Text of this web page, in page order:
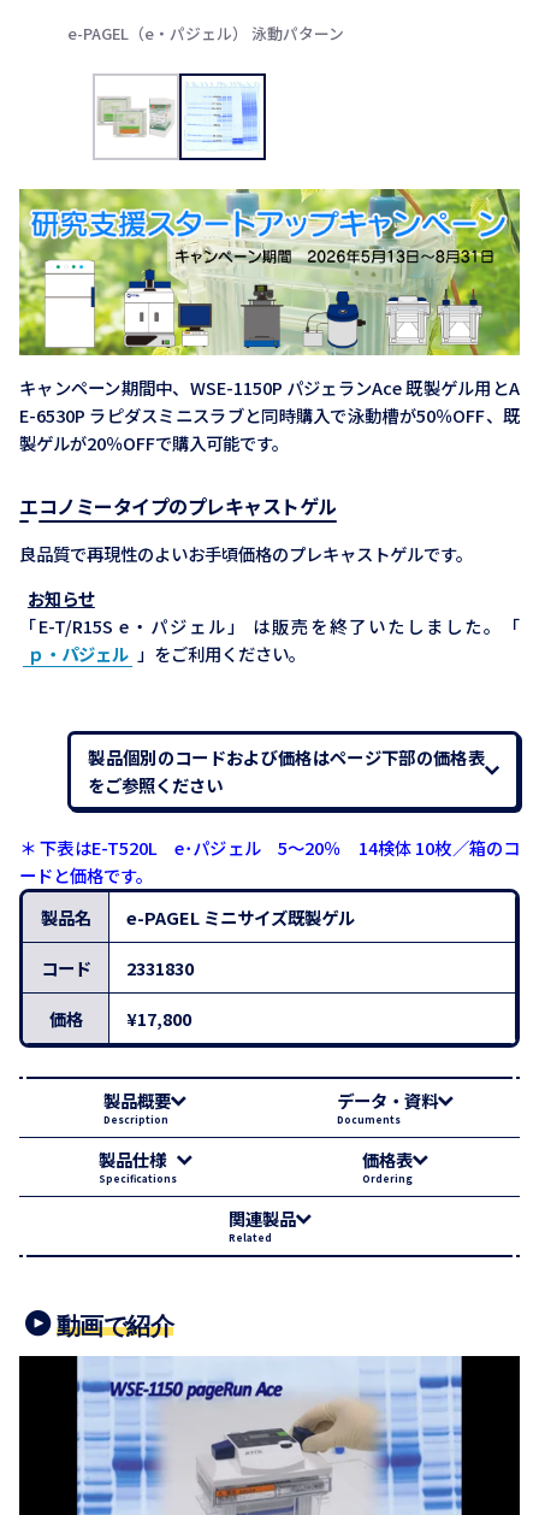
e-PAGEL（e・パジェル） 泳動パターン
キャンペーン期間中、WSE-1150P パジェランAce 既製ゲル用とA
E-6530P ラピダスミニスラブと同時購入で泳動槽が50％OFF、既
製ゲルが20％OFFで購入可能です。
エコノミータイプのプレキャストゲル
良品質で再現性のよいお手頃価格のプレキャストゲルです。
お知らせ
「E-T/R15S e・パジェル」 は販売を終了いたしました。「
ｐ・パジェル 」をご利用ください。
製品個別のコードおよび価格はページ下部の価格表
をご参照ください
＊ 下表はE-T520L e･パジェル 5～20％ 14検体 10枚／箱のコ
ードと価格です。
製品名
e-PAGEL ミニサイズ既製ゲル
コード
2331830
価格
¥17,800
製品概要
Description
データ・資料
Documents
製品仕様
Specifications
価格表
Ordering
関連製品
Related
動画で紹介